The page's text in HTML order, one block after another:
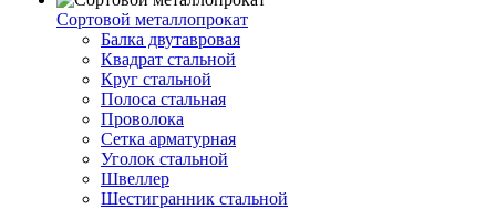
Сортовой металлопрокат
Балка двутавровая
Квадрат стальной
Круг стальной
Полоса стальная
Проволока
Сетка арматурная
Уголок стальной
Швеллер
Шестигранник стальной